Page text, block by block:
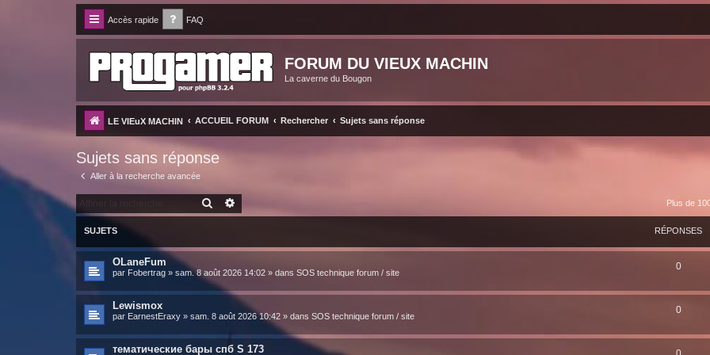
Accès rapide FAQ
FORUM DU VIEUX MACHIN
La caverne du Bougon
LE VIEuX MACHIN ACCUEIL FORUM Rechercher Sujets sans réponse
Sujets sans réponse
Aller à la recherche avancée
RECHERCHER Plus de
SUJETS RÉPONSES
OLaneFum
par Fobertrag » sam. 8 août 2026 14:02 » dans SOS technique forum / site
0
Lewismox
par EarnestEraxy » sam. 8 août 2026 10:42 » dans SOS technique forum / site
0
тематические бары спб S 173